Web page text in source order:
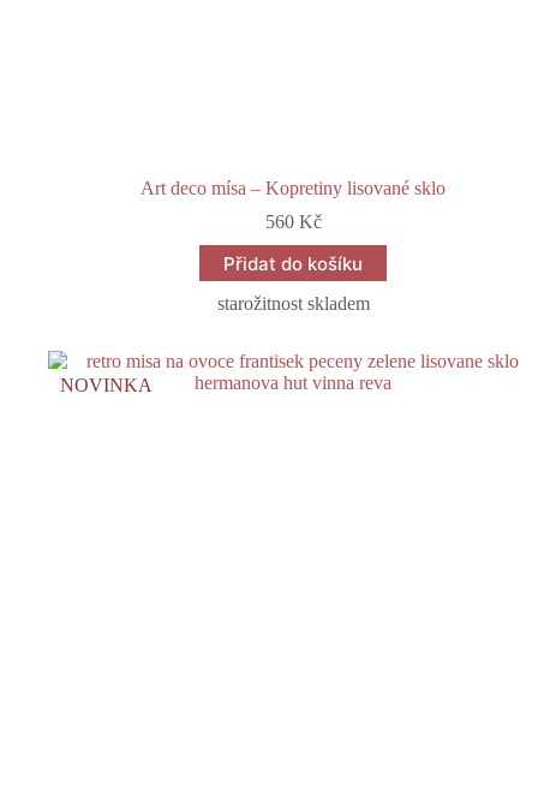
Art deco mísa – Kopretiny lisované sklo
560 Kč
Přidat do košíku
starožitnost skladem
NOVINKA